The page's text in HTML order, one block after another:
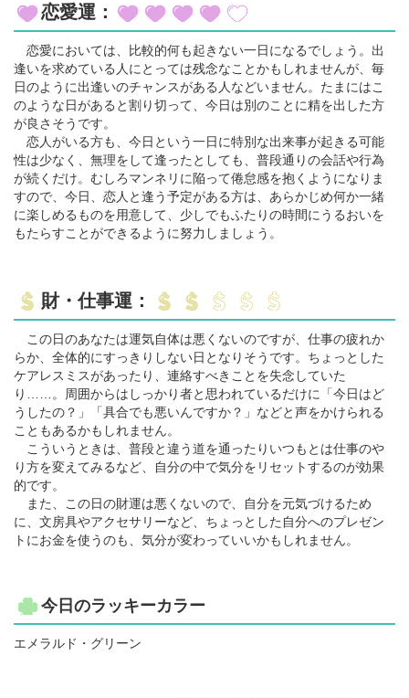
恋愛運：
恋愛においては、比較的何も起きない一日になるでしょう。出
逢いを求めている人にとっては残念なことかもしれませんが、毎
日のように出逢いのチャンスがある人などいません。たまにはこ
のような日があると割り切って、今日は別のことに精を出した方
が良さそうです。
恋人がいる方も、今日という一日に特別な出来事が起きる可能
性は少なく、無理をして逢ったとしても、普段通りの会話や行為
が続くだけ。むしろマンネリに陥って倦怠感を抱くようになりま
すので、今日、恋人と逢う予定がある方は、あらかじめ何か一緒
に楽しめるものを用意して、少しでもふたりの時間にうるおいを
もたらすことができるように努力しましょう。
財・仕事運：
この日のあなたは運気自体は悪くないのですが、仕事の疲れか
らか、全体的にすっきりしない日となりそうです。ちょっとした
ケアレスミスがあったり、連絡すべきことを失念していた
り……。周囲からはしっかり者と思われているだけに「今日はど
うしたの？」「具合でも悪いんですか？」などと声をかけられる
こともあるかもしれません。
こういうときは、普段と違う道を通ったりいつもとは仕事のや
り方を変えてみるなど、自分の中で気分をリセットするのが効果
的です。
また、この日の財運は悪くないので、自分を元気づけるため
に、文房具やアクセサリーなど、ちょっとした自分へのプレゼン
トにお金を使うのも、気分が変わっていいかもしれません。
今日のラッキーカラー
エメラルド・グリーン